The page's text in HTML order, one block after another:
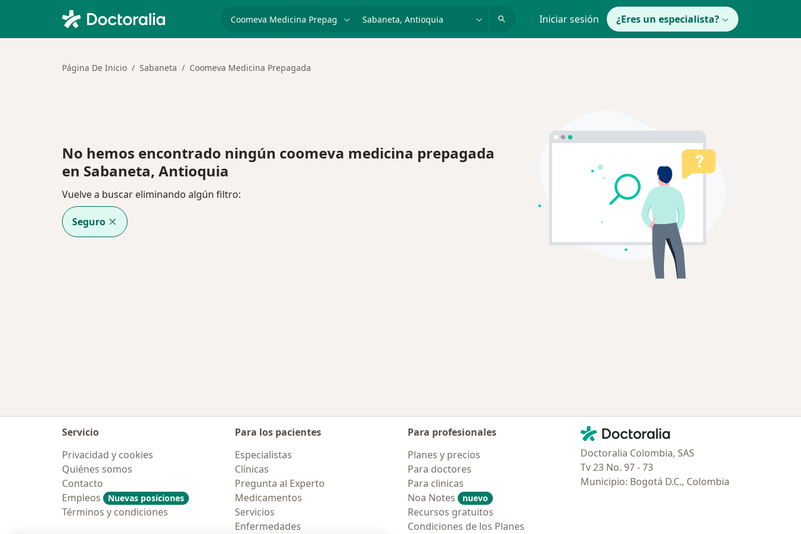
Iniciar sesión ¿Eres un especialista?
Página De Inicio Sabaneta Coomeva Medicina Prepagada
No hemos encontrado ningún coomeva medicina prepagada
en Sabaneta, Antioquia
Vuelve a buscar eliminando algún filtro:
Seguro
Servicio
Privacidad y cookies
Quiénes somos
Contacto
Empleos
Nuevas posiciones
Términos y condiciones
Para los pacientes
Especialistas
Clínicas
Pregunta al Experto
Medicamentos
Servicios
Enfermedades
Para profesionales
Planes y precios
Para doctores
Para clinicas
Noa Notes
nuevo
Recursos gratuitos
Condiciones de los Planes
Contacto
Doctoralia - Página de inicio
Doctoralia Colombia, SAS
Tv 23 No. 97 - 73
Municipio: Bogotá D.C., Colombia